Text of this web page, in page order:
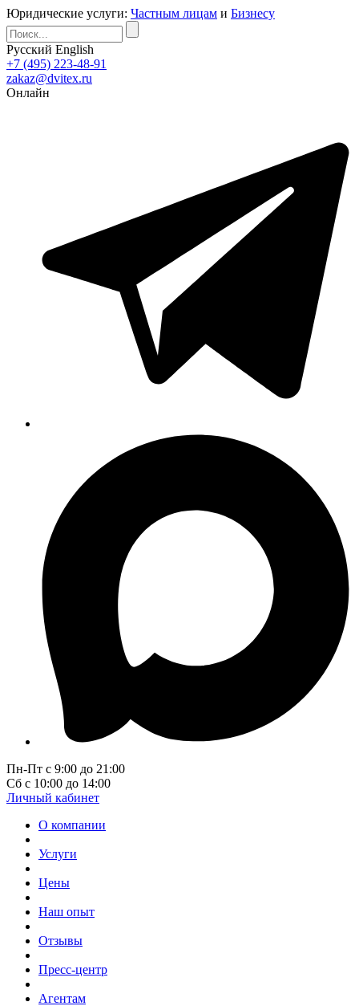
Юридические услуги: Частным лицам и Бизнесу
Русский English
+7 (495) 223-48-91
zakaz@dvitex.ru
Онлайн
Пн-Пт с 9:00 до 21:00
Сб с 10:00 до 14:00
Личный кабинет
О компании
Услуги
Цены
Наш опыт
Отзывы
Пресс-центр
Агентам